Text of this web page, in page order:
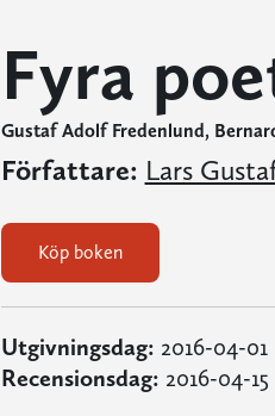
Fyra
Gustaf Adolf Fredenlund,
Författare: Lars
Köp boken
Utgivningsdag: 2016-04-01
Recensionsdag: 2016-04-15